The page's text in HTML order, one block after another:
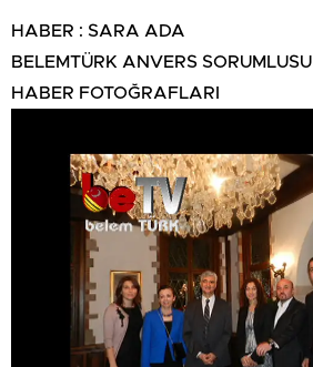
HABER : SARA ADA
BELEMTÜRK ANVERS SORUMLUSU
HABER FOTOĞRAFLARI